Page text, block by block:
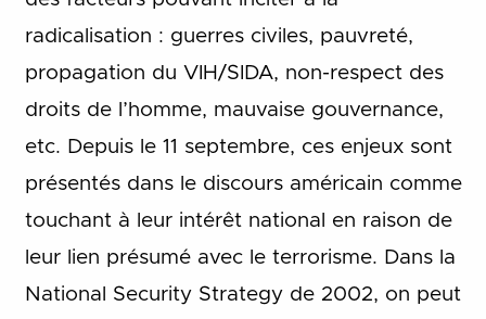
radicalisation : guerres civiles, pauvreté,
propagation du VIH/SIDA, non-respect des
droits de l’homme, mauvaise gouvernance,
etc. Depuis le 11 septembre, ces enjeux sont
présentés dans le discours américain comme
touchant à leur intérêt national en raison de
leur lien présumé avec le terrorisme. Dans la
National Security Strategy de 2002, on peut